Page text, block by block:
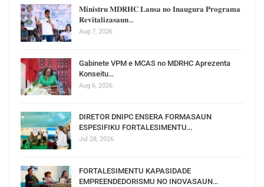
𝐌𝐢𝐧𝐢𝐬𝐭𝐫𝐮 𝐌𝐃𝐑𝐇𝐂 𝐋𝐚𝐧𝐬𝐚 𝐧𝐨 𝐈𝐧𝐚𝐮𝐠𝐮𝐫𝐚 𝐏𝐫𝐨𝐠𝐫𝐚𝐦𝐚
𝐑𝐞𝐯𝐢𝐭𝐚𝐥𝐢𝐳𝐚𝐬𝐚𝐮𝐧…
Aug 7, 2026
Gabinete VPM e MCAS no MDRHC Aprezenta
Konseitu…
Aug 6, 2026
DIRETOR DNIPC ENSERA FORMASAUN
ESPESIFIKU FORTALESIMENTU…
Jul 28, 2026
FORTALESIMENTU KAPASIDADE
EMPREENDEDORISMU NO INOVASAUN…